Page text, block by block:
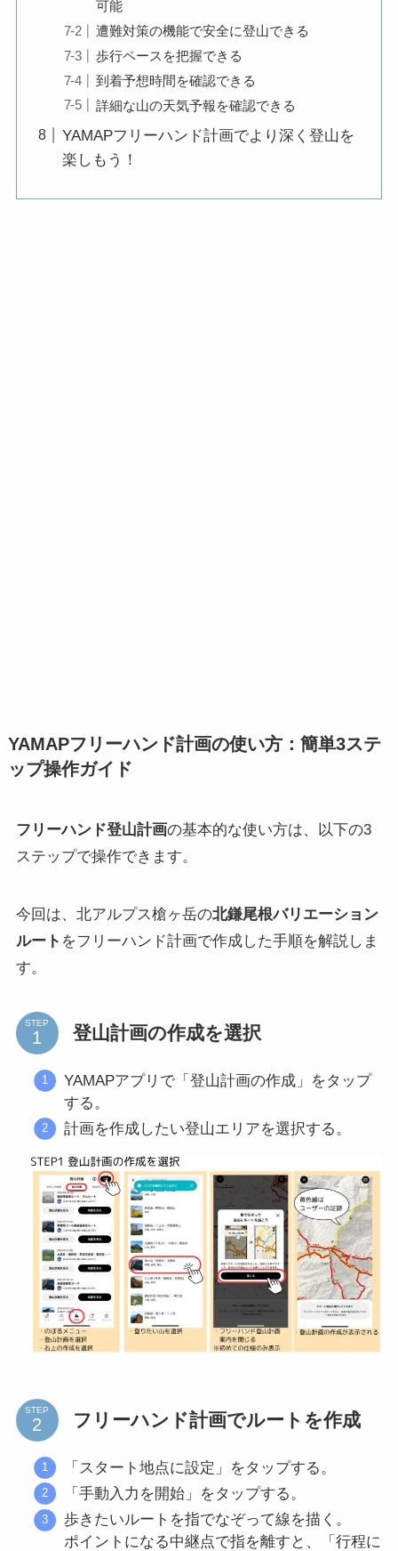
可能
遭難対策の機能で安全に登山できる
歩行ペースを把握できる
到着予想時間を確認できる
詳細な山の天気予報を確認できる
YAMAPフリーハンド計画でより深く登山を
楽しもう！
YAMAPフリーハンド計画の使い方：簡単3ステ
ップ操作ガイド
フリーハンド登山計画の基本的な使い方は、以下の3
ステップで操作できます。
今回は、北アルプス槍ヶ岳の北鎌尾根バリエーション
ルート をフリーハンド計画で作成した手順を解説しま
す。
STEP 登山計画の作成を選択
YAMAPアプリで「登山計画の作成」をタップ
する。
計画を作成したい登山エリアを選択する。
STEP フリーハンド計画でルートを作成
「スタート地点に設定」をタップする。
「手動入力を開始」をタップする。
歩きたいルートを指でなぞって線を描く。
ポイントになる中継点で指を離すと、「行程に